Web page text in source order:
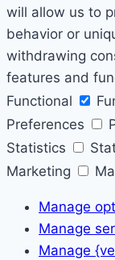
will allow us to
behavior or
withdrawing
features and
Functional
Preferences
Statistics
Marketing
Manage
Manage
Manage